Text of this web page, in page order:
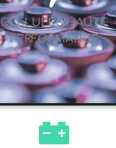
CELLULES HAUTE
PERFORMANCE